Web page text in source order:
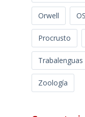
Orwell
Procrusto
Trabalenguas
Zoología